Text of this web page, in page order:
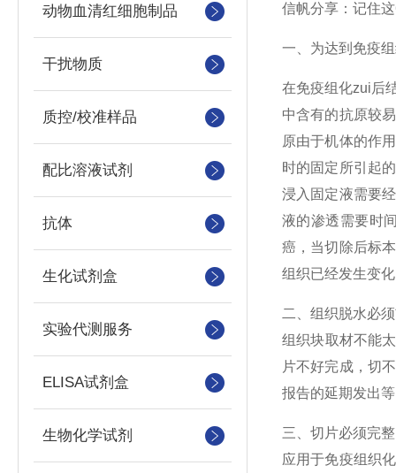
动物血清红细胞制品
干扰物质
质控/校准样品
配比溶液试剂
抗体
生化试剂盒
实验代测服务
ELISA试剂盒
生物化学试剂
信帆分享：记住
一、为达到免疫
在免疫组化zui后
中含有的抗原较
原由于机体的作
时的固定所引起
浸入固定液需要
液的渗透需要时
癌，当切除后标
组织已经发生变
二、组织脱水必
组织块取材不能
片不好完成，切
报告的延期发出
三、切片必须完
应用于免疫组织